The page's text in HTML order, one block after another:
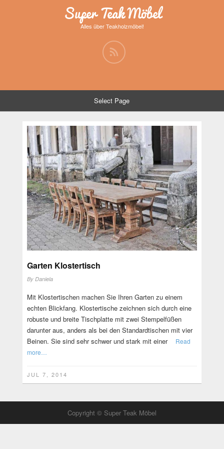
Super Teak Möbel
Alles über Teakholzmöbel!
Select Page
Garten Klostertisch
By Daniela
Mit Klostertischen machen Sie Ihren Garten zu einem
echten Blickfang. Klostertische zeichnen sich durch eine
robuste und breite Tischplatte mit zwei Stempelfüßen
darunter aus, anders als bei den Standardtischen mit vier
Beinen. Sie sind sehr schwer und stark mit einer
Read
more…
JUL 7, 2014
Copyright © Super Teak Möbel